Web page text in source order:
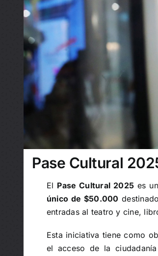
Pase Cultural
El Pase Cultural 2025 es
único de $50.000
entradas al teatro y cine,
Esta iniciativa tiene como
el acceso de la